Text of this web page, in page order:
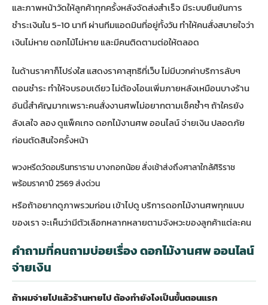
และภาพหน้าวัดให้ลูกค้าทุกครั้งหลังจัดส่งสำเร็จ มีระบบยืนยันการ
ชำระเงินใน 5-10 นาที ผ่านทีมแอดมินที่อยู่ทั้งวัน ทำให้คนสั่งสบายใจว่า
เงินไม่หาย ดอกไม้ไม่หาย และมีคนติดตามต่อให้ตลอด
ในด้านราคาก็โปร่งใส แสดงราคาสุทธิที่เว็บ ไม่มีบวกค่าบริการลับๆ
ตอนชำระ ทำให้จบรอบเดียว ไม่ต้องโอนเพิ่มภายหลังเหมือนบางร้าน
อันนี้สำคัญมากเพราะคนสั่งงานศพไม่อยากตามเช็คซ้ำๆ ถ้าใครยัง
ลังเลใจ ลองดูแพ็คเกจ ดอกไม้งานศพ ออนไลน์ จ่ายเงิน ปลอดภัย
ก่อนตัดสินใจครั้งหน้า
พวงหรีดวัดอมรินทราราม บางกอกน้อย สั่งเช้าส่งถึงศาลาใกล้ศิริราช
พร้อมราคาปี 2569 ส่งด่วน
หรือถ้าอยากดูภาพรวมก่อน เข้าไปดู บริการดอกไม้งานศพทุกแบบ
ของเราจะเห็นว่ามีตัวเลือกหลากหลายตามจังหวะของลูกค้าแต่ละคน
คำถามที่คนถามบ่อยเรื่อง ดอกไม้งานศพ ออนไลน์
จ่ายเงิน
ถ้าผมจ่ายไปแล้วร้านหายไป ต้องทำยังไงเป็นขั้นตอนแรก